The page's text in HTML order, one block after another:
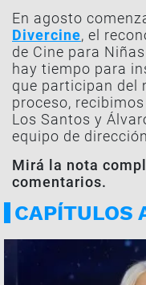
En agosto
Divercine, el
de Cine para
hay tiempo para
que participan del
proceso,
Los Santos y
equipo de
Mirá la nota
comentarios.
CAPÍTULOS